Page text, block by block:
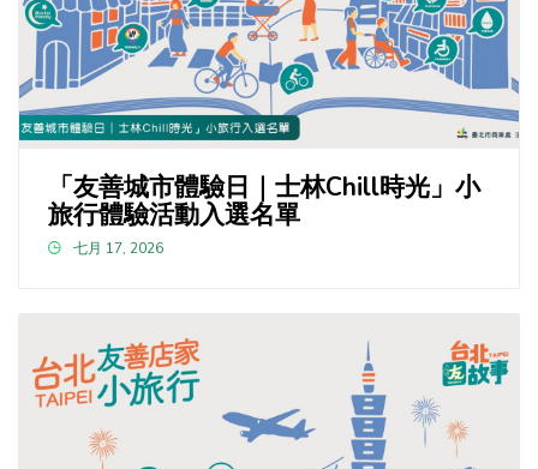
「友善城市體驗日｜士林Chill時光」小
旅行體驗活動入選名單
七月 17, 2026